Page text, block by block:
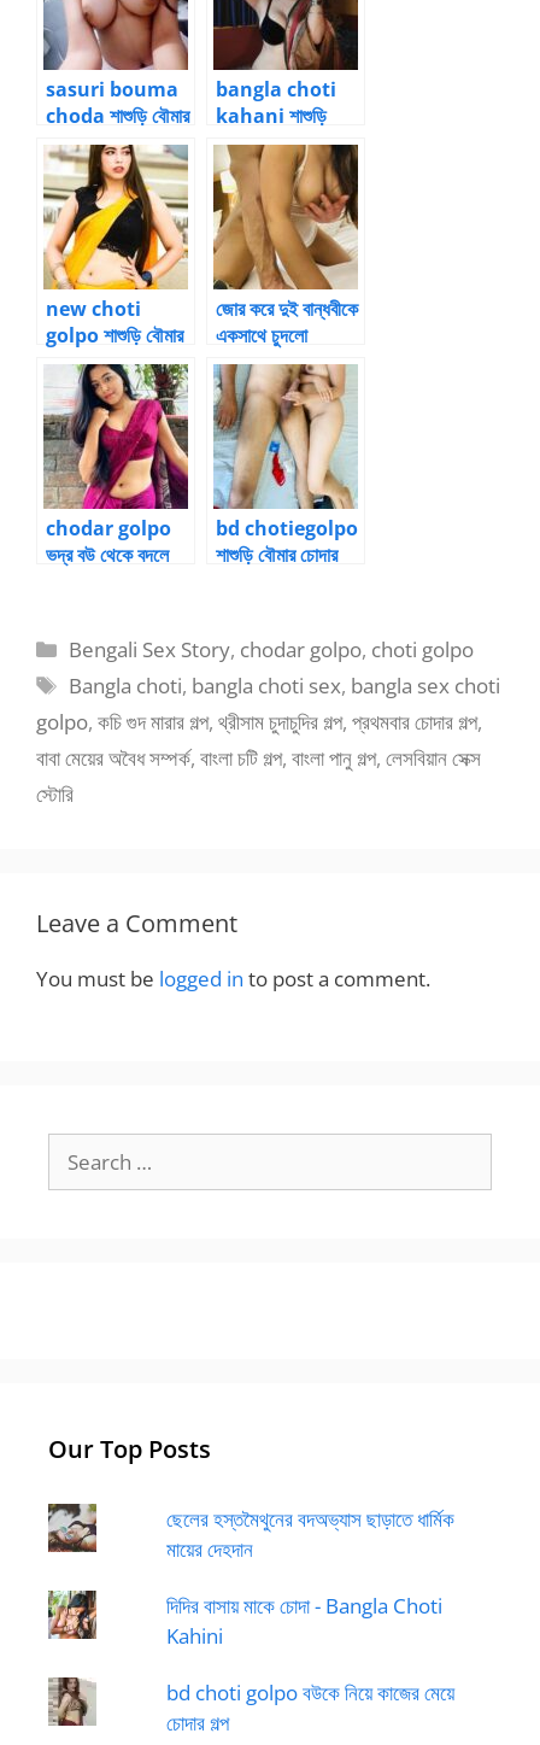
sasuri bouma
choda শাশুড়ি বৌমার
চোদার গল্প ২
bangla choti
kahani শাশুড়ি
বৌমার চোদার গল্প ৭
new choti
golpo শাশুড়ি বৌমার
চোদার গল্প ৮
জোর করে দুই বান্ধবীকে
একসাথে চুদলো
chodar golpo
ভদ্র বউ থেকে বদলে
bd chotiegolpo
শাশুড়ি বৌমার চোদার
Categories
Bengali Sex Story, chodar golpo, choti golpo
Tags
Bangla choti, bangla choti sex, bangla sex choti
golpo, কচি গুদ মারার গল্প, থ্রীসাম চুদাচুদির গল্প, প্রথমবার চোদার গল্প,
বাবা মেয়ের অবৈধ সম্পর্ক, বাংলা চটি গল্প, বাংলা পানু গল্প, লেসবিয়ান সেক্স
স্টোরি
Leave a Comment
You must be logged in to post a comment.
for:
Our Top Posts
ছেলের হস্তমৈথুনের বদঅভ্যাস ছাড়াতে ধার্মিক
মায়ের দেহদান
দিদির বাসায় মাকে চোদা - Bangla Choti
Kahini
bd choti golpo বউকে নিয়ে কাজের মেয়ে
চোদার গল্প